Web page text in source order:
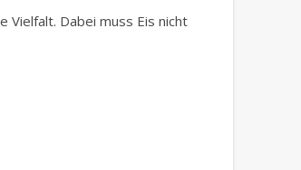
Vielfalt. Dabei muss Eis nicht